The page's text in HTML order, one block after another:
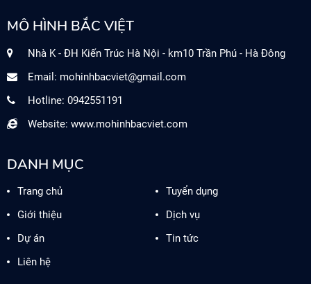
MÔ HÌNH BẮC VIỆT
Nhà K - ĐH Kiến Trúc Hà Nội - km10 Trần Phú - Hà Đông
Email: mohinhbacviet@gmail.com
Hotline: 0942551191
Website: www.mohinhbacviet.com
DANH MỤC
Trang chủ
Tuyển dụng
Giới thiệu
Dịch vụ
Dự án
Tin tức
Liên hệ